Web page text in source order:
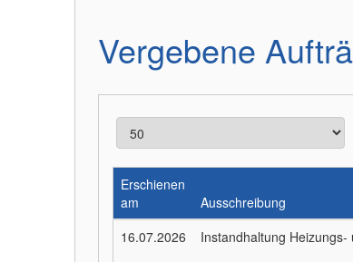
Vergebene
Erschienen
am
Ausschreibung
16.07.2026
Instandhaltung